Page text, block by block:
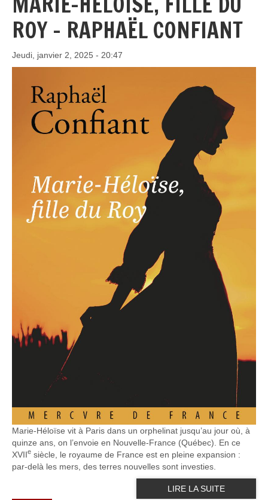
ROY - RAPHAËL CONFIANT
Jeudi, janvier 2, 2025 - 20:47
Marie-Héloïse vit à Paris dans un orphelinat jusqu’au jour où, à
quinze ans, on l’envoie en Nouvelle-France (Québec). En ce
XVIIe siècle, le royaume de France est en pleine expansion :
par-delà les mers, des terres nouvelles sont investies.
LIRE LA SUITE